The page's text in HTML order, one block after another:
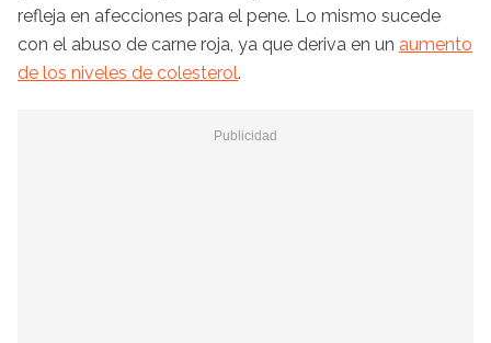
refleja en afecciones para el pene. Lo mismo sucede
con el abuso de carne roja, ya que deriva en un aumento
de los niveles de colesterol​.